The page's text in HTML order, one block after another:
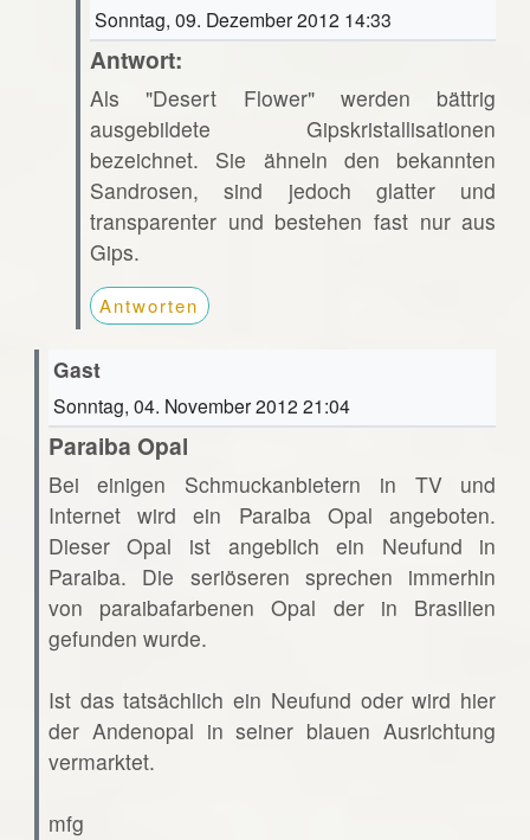
Sonntag, 09. Dezember 2012 14:33
Antwort:
Als "Desert Flower" werden bättrig
ausgebildete Gipskristallisationen
bezeichnet. Sie ähneln den bekannten
Sandrosen, sind jedoch glatter und
transparenter und bestehen fast nur aus
Gips.
Antworten
Gast
Sonntag, 04. November 2012 21:04
Paraiba Opal
Bei einigen Schmuckanbietern in TV und
Internet wird ein Paraiba Opal angeboten.
Dieser Opal ist angeblich ein Neufund in
Paraiba. Die seriöseren sprechen immerhin
von paraibafarbenen Opal der in Brasilien
gefunden wurde.
Ist das tatsächlich ein Neufund oder wird hier
der Andenopal in seiner blauen Ausrichtung
vermarktet.
mfg